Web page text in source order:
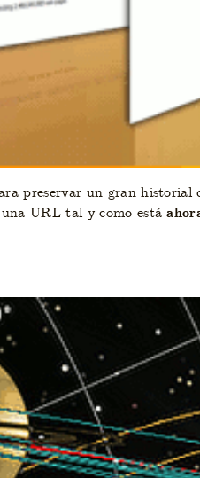
preservar un gran
una URL tal y como está